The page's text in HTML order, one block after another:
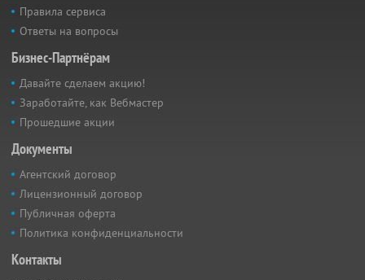
Правила сервиса
Ответы на вопросы
Бизнес-Партнёрам
Давайте сделаем акцию!
Заработайте, как Вебмастер
Прошедшие акции
Документы
Агентский договор
Лицензионный договор
Публичная оферта
Политика конфиденциальности
Контакты